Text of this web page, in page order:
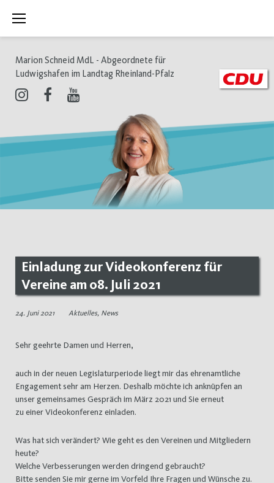
Inhalt
Marion Schneid MdL - Abgeordnete für
Ludwigshafen im Landtag Rheinland-Pfalz
Einladung zur Videokonferenz für
Vereine am 08. Juli 2021
24. Juni 2021 Aktuelles, News
Sehr geehrte Damen und Herren,
auch in der neuen Legislaturperiode liegt mir das ehrenamtliche
Engagement sehr am Herzen. Deshalb möchte ich anknüpfen an
unser gemeinsames Gespräch im März 2021 und Sie erneut
zu einer Videokonferenz einladen.
Was hat sich verändert? Wie geht es den Vereinen und Mitgliedern
heute?
Welche Verbesserungen werden dringend gebraucht?
Bitte senden Sie mir gerne im Vorfeld Ihre Fragen und Wünsche zu.